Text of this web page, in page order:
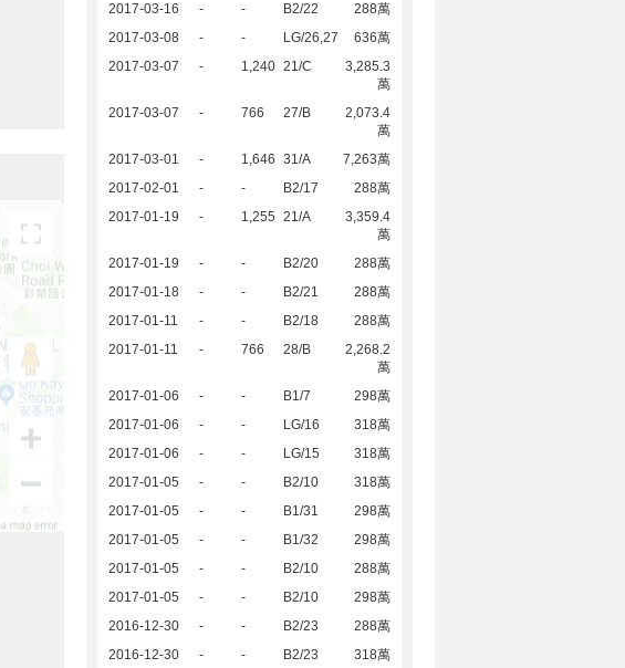
2017-03-16
- - B2/22
288萬
2017-03-08
- - LG/26,27
636萬
2017-03-07
- 1,240 21/C
3,285.3
萬
2017-03-07
- 766 27/B
2,073.4
萬
2017-03-01
- 1,646 31/A
7,263萬
2017-02-01
- - B2/17
288萬
2017-01-19
- 1,255 21/A
3,359.4
萬
2017-01-19
- - B2/20
288萬
2017-01-18
- - B2/21
288萬
2017-01-11
- - B2/18
288萬
2017-01-11
- 766 28/B
2,268.2
萬
2017-01-06
- - B1/7
298萬
2017-01-06
- - LG/16
318萬
2017-01-06
- - LG/15
318萬
2017-01-05
- - B2/10
318萬
2017-01-05
- - B1/31
298萬
2017-01-05
- - B1/32
298萬
2017-01-05
- - B2/10
288萬
2017-01-05
- - B2/10
298萬
2016-12-30
- - B2/23
288萬
2016-12-30
- - B2/23
318萬